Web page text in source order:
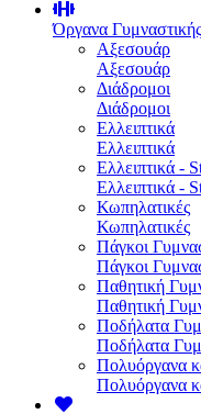
Όργανα Γυμναστικής
Αξεσουάρ
Αξεσουάρ
Διάδρομοι
Διάδρομοι
Ελλειπτικά
Ελλειπτικά
Ελλειπτικά -
Ελλειπτικά -
Κωπηλατικές
Κωπηλατικές
Πάγκοι
Πάγκοι
Παθητική
Παθητική
Ποδήλατα
Ποδήλατα
Πολυόργανα
Πολυόργανα